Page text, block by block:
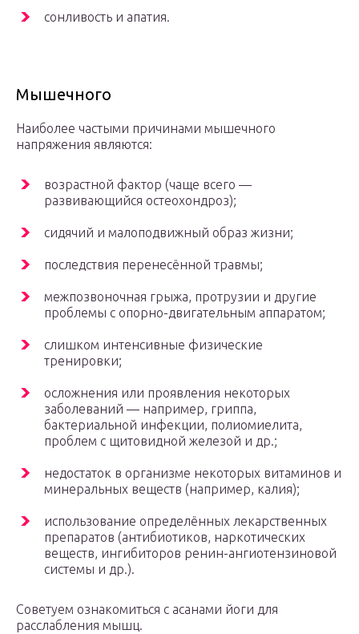
сонливость и апатия.
Мышечного
Наиболее частыми причинами мышечного
напряжения являются:
возрастной фактор (чаще всего —
развивающийся остеохондроз);
сидячий и малоподвижный образ жизни;
последствия перенесённой травмы;
межпозвоночная грыжа, протрузии и другие
проблемы с опорно-двигательным аппаратом;
слишком интенсивные физические
тренировки;
осложнения или проявления некоторых
заболеваний — например, гриппа,
бактериальной инфекции, полиомиелита,
проблем с щитовидной железой и др.;
недостаток в организме некоторых витаминов и
минеральных веществ (например, калия);
использование определённых лекарственных
препаратов (антибиотиков, наркотических
веществ, ингибиторов ренин-ангиотензиновой
системы и др.).
Советуем ознакомиться с асанами йоги для
расслабления мышц.